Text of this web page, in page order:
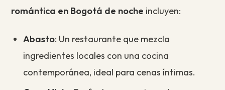
romántica en Bogotá de noche incluyen:
Abasto: Un restaurante que mezcla
ingredientes locales con una cocina
contemporánea, ideal para cenas íntimas.